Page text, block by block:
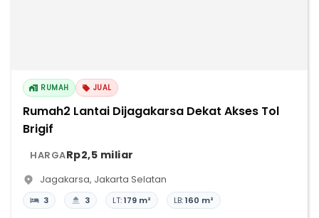
RUMAH JUAL
Rumah2 Lantai Dijagakarsa Dekat Akses Tol
Brigif
HARGARp2,5 miliar
Jagakarsa, Jakarta Selatan
3 3 LT:179 m² LB:160 m²